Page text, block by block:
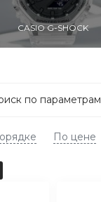
CASIO G-SHOCK
по параметрам
По цене